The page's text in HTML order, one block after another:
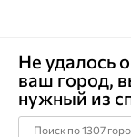
Главная Каталог
Браслет,
Не удалось
ваш город,
нужный из